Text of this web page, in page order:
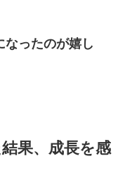
なったのが嬉し
果、成長を感